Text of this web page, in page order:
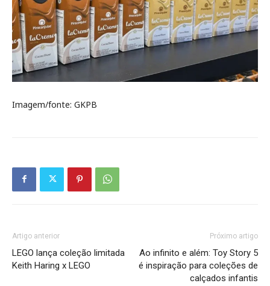
Imagem/fonte: GKPB
Artigo anterior
LEGO lança coleção limitada
Keith Haring x LEGO
Próximo artigo
Ao infinito e além: Toy Story 5
é inspiração para coleções de
calçados infantis